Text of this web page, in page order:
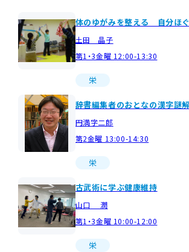
体のゆがみを整える 自分ほ
土田 晶子
第1・3金曜 12:00-13:30
栄
辞書編集者のおとなの漢字謎
円満字二郎
第2金曜 13:00-14:30
栄
古武術に学ぶ健康維持
山口 潤
第1・3金曜 10:00-12:00
栄